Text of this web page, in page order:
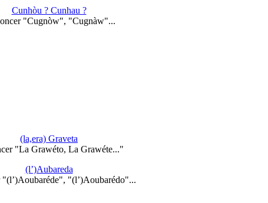
Cunhòu ? Cunhau ?
"Cugnòw", "Cugnàw"...
(la,era) Graveta
"La Grawéto, La Grawéte..."
(l’)Aubareda
"(l’)Aoubaréde", "(l’)Aoubarédo"...